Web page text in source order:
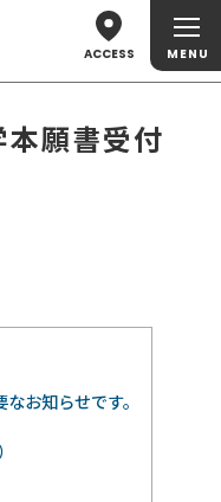
ACCESS
願書受付
お知らせです。